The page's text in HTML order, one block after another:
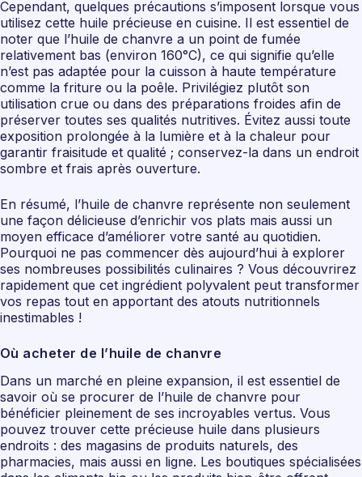
Cependant, quelques précautions s’imposent lorsque vous
utilisez cette huile précieuse en cuisine. Il est essentiel de
noter que l’huile de chanvre a un point de fumée
relativement bas (environ 160°C), ce qui signifie qu’elle
n’est pas adaptée pour la cuisson à haute température
comme la friture ou la poêle. Privilégiez plutôt son
utilisation crue ou dans des préparations froides afin de
préserver toutes ses qualités nutritives. Évitez aussi toute
exposition prolongée à la lumière et à la chaleur pour
garantir fraisitude et qualité ; conservez-la dans un endroit
sombre et frais après ouverture.
En résumé, l’huile de chanvre représente non seulement
une façon délicieuse d’enrichir vos plats mais aussi un
moyen efficace d’améliorer votre santé au quotidien.
Pourquoi ne pas commencer dès aujourd’hui à explorer
ses nombreuses possibilités culinaires ? Vous découvrirez
rapidement que cet ingrédient polyvalent peut transformer
vos repas tout en apportant des atouts nutritionnels
inestimables !
Où acheter de l’huile de chanvre
Dans un marché en pleine expansion, il est essentiel de
savoir où se procurer de l’huile de chanvre pour
bénéficier pleinement de ses incroyables vertus. Vous
pouvez trouver cette précieuse huile dans plusieurs
endroits : des magasins de produits naturels, des
pharmacies, mais aussi en ligne. Les boutiques spécialisées